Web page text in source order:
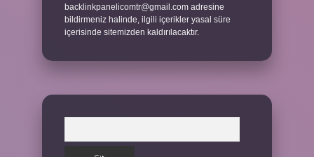
backlinkpanelicomtr@gmail.com adresine
bildirmeniz halinde, ilgili içerikler yasal süre
içerisinde sitemizden kaldırılacaktır.